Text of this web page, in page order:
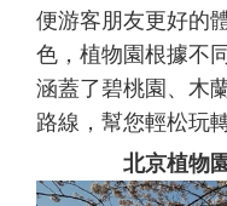
便游客朋友更好的
色，植物園根據不
涵蓋了碧桃園、木
路線，幫您輕松玩
北京植物